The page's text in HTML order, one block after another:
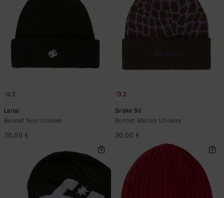
2
Lanai
Bonnet Noir Unisexe
30,00 €
2
Snake Bit
Bonnet Marron Unisexe
30,00 €